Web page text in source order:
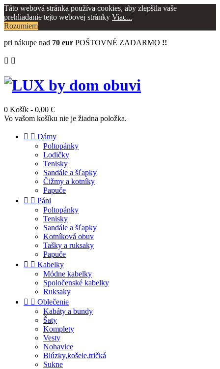
Táto webová stránka používa cookies, aby zlepšila vaše
prehliadanie tejto webovej stránky Viac...
Rozumiem
pri nákupe nad 70 eur POŠTOVNÉ ZADARMO !!
 
0 Košík - 0,00 €
Vo vašom košíku nie je žiadna položka.
  Dámy
Poltopánky
Lodičky
Tenisky
Sandále a šľapky
Čižmy a kotníky
Papuče
  Páni
Poltopánky
Tenisky
Sandále a šľapky
Kotníková obuv
Tašky a ruksaky
Papuče
  Kabelky
Módne kabelky
Spoločenské kabelky
Ruksaky
  Oblečenie
Kabáty a bundy
Šaty
Komplety
Vesty
Nohavice
Blúzky,košele,tričká
Sukne